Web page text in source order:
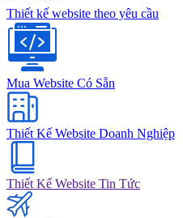
Thiết kế website theo yêu cầu
Mua Website Có Sẵn
Thiết Kế Website Doanh Nghiệp
Thiết Kế Website Tin Tức